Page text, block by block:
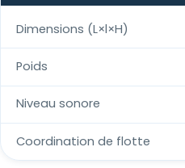
Dimensions (L×l×H)
Poids
Niveau sonore
Coordination de flotte